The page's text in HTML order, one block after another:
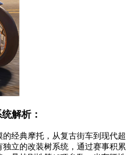
解析：
经典摩托，从复古街车到现代超
立的改装树系统，通过赛事积累